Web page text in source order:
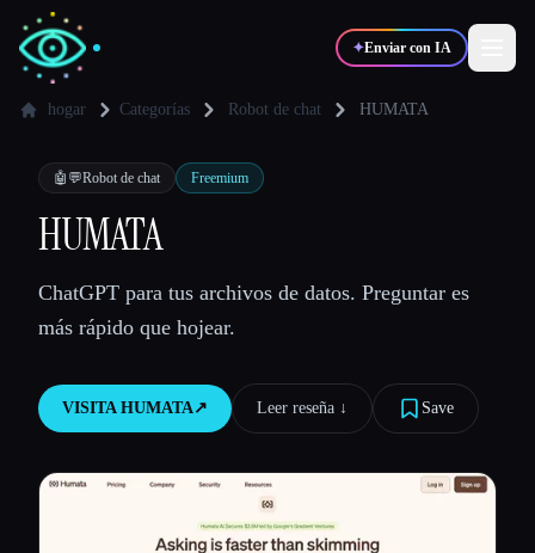
✦Enviar con IA
✍️Escritores
💻
🎓 Estudiantes
Comparar herramientas
hogar Categorías Robot de chat HUMATA
🤖💬Robot de chat Freemium
HUMATA
ChatGPT para tus archivos de datos. Preguntar es
más rápido que hojear.
VISITA HUMATA↗︎ Leer reseña ↓︎ Save